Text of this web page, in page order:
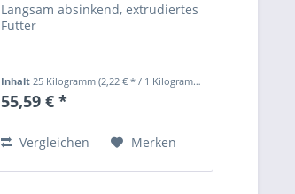
Langsam absinkend, extrudiertes
Futter
Inhalt25 Kilogramm(2,22 € * / 1 Kilogramm)
55,59 € *
Vergleichen Merken